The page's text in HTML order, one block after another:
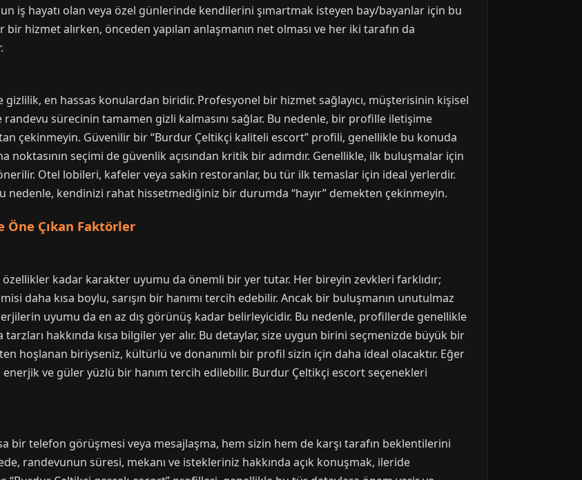
iş hayatı olan veya özel günlerinde kendilerini şımartmak isteyen bay/bayanlar için bu
hizmet alırken, önceden yapılan anlaşmanın net olması ve her iki tarafın da
en hassas konulardan biridir. Profesyonel bir hizmet sağlayıcı, müşterisinin kişisel
sürecinin tamamen gizli kalmasını sağlar. Bu nedenle, bir profille iletişime
çekinmeyin. Güvenilir bir “Burdur Çeltikçi kaliteli escort” profili, genellikle bu konuda
seçimi de güvenlik açısından kritik bir adımdır. Genellikle, ilk buluşmalar için
Otel lobileri, kafeler veya sakin restoranlar, bu tür ilk temaslar için ideal yerlerdir.
nedenle, kendinizi rahat hissetmediğiniz bir durumda “hayır” demekten çekinmeyin.
Çıkan Faktörler
kadar karakter uyumu da önemli bir yer tutar. Her bireyin zevkleri farklıdır;
daha kısa boylu, sarışın bir hanımı tercih edebilir. Ancak bir buluşmanın unutulmaz
uyumu da en az dış görünüş kadar belirleyicidir. Bu nedenle, profillerde genellikle
hakkında kısa bilgiler yer alır. Bu detaylar, size uygun birini seçmenizde büyük bir
hoşlanan biriyseniz, kültürlü ve donanımlı bir profil sizin için daha ideal olacaktır. Eğer
ve güler yüzlü bir hanım tercih edilebilir. Burdur Çeltikçi escort seçenekleri
bir telefon görüşmesi veya mesajlaşma, hem sizin hem de karşı tarafın beklentilerini
randevunun süresi, mekanı ve istekleriniz hakkında açık konuşmak, ileride